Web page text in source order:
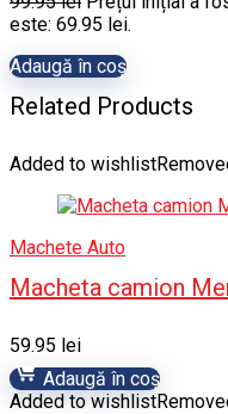
este: 69.95 lei.
Adaugă în coș
Related Products
Added to wishlist
Machete Auto
Macheta camion
59.95 lei
Adaugă în coș
Added to wishlist